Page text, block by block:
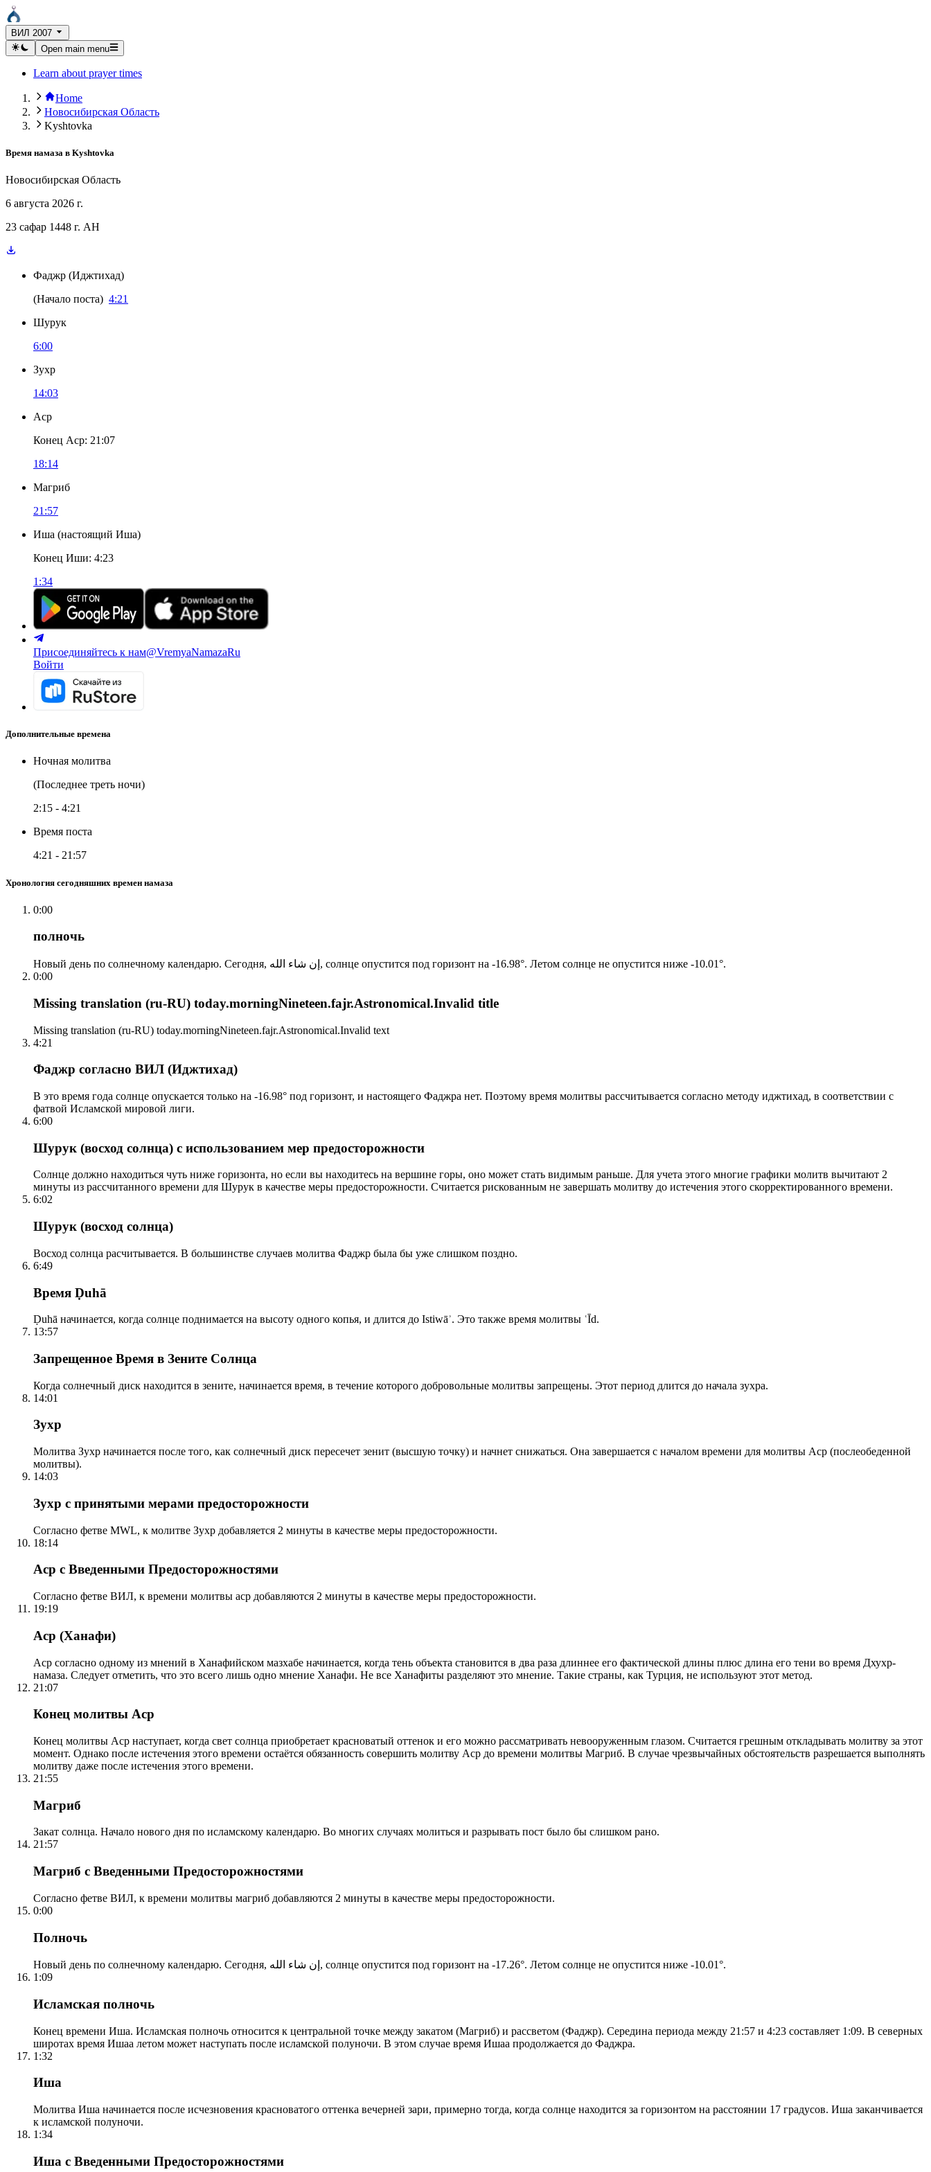
ВИЛ 2007
Open main menu
Learn about prayer times
Home
Новосибирская Область
Kyshtovka
Время намаза в Kyshtovka
Новосибирская Область
6 августа 2026 г.
23 сафар 1448 г. AH
Фаджр (Иджтихад)
(Начало поста) 4:21
Шурук
6:00
Зухр
14:03
Аср
Конец Аср: 21:07
18:14
Магриб
21:57
Иша (настоящий Иша)
Конец Иши: 4:23
1:34
Присоединяйтесь к нам@VremyaNamazaRu
Войти
Дополнительные времена
Ночная молитва
(Последнее треть ночи)
2:15 - 4:21
Время поста
4:21 - 21:57
Хронология сегодняшних времен намаза
0:00
полночь
Новый день по солнечному календарю. Сегодня, إن شاء الله, солнце опустится под горизонт на -16.98°. Летом солнце не опустится ниже -10.01°.
0:00
Missing translation (ru-RU) today.morningNineteen.fajr.Astronomical.Invalid title
Missing translation (ru-RU) today.morningNineteen.fajr.Astronomical.Invalid text
4:21
Фаджр согласно ВИЛ (Иджтихад)
В это время года солнце опускается только на -16.98° под горизонт, и настоящего Фаджра нет. Поэтому время молитвы рассчитывается согласно методу иджтихад, в соответствии с
фатвой Исламской мировой лиги.
6:00
Шурук (восход солнца) с использованием мер предосторожности
Солнце должно находиться чуть ниже горизонта, но если вы находитесь на вершине горы, оно может стать видимым раньше. Для учета этого многие графики молитв вычитают 2
минуты из рассчитанного времени для Шурук в качестве меры предосторожности. Считается рискованным не завершать молитву до истечения этого скорректированного времени.
6:02
Шурук (восход солнца)
Восход солнца расчитывается. В большинстве случаев молитва Фаджр была бы уже слишком поздно.
6:49
Время Ḍuhā
Ḍuhā начинается, когда солнце поднимается на высоту одного копья, и длится до Istiwāʾ. Это также время молитвы ʿĪd.
13:57
Запрещенное Время в Зените Солнца
Когда солнечный диск находится в зените, начинается время, в течение которого добровольные молитвы запрещены. Этот период длится до начала зухра.
14:01
Зухр
Молитва Зухр начинается после того, как солнечный диск пересечет зенит (высшую точку) и начнет снижаться. Она завершается с началом времени для молитвы Аср (послеобеденной
молитвы).
14:03
Зухр с принятыми мерами предосторожности
Согласно фетве MWL, к молитве Зухр добавляется 2 минуты в качестве меры предосторожности.
18:14
Аср с Введенными Предосторожностями
Согласно фетве ВИЛ, к времени молитвы аср добавляются 2 минуты в качестве меры предосторожности.
19:19
Аср (Ханафи)
Аср согласно одному из мнений в Ханафийском мазхабе начинается, когда тень объекта становится в два раза длиннее его фактической длины плюс длина его тени во время Дхухр-
намаза. Следует отметить, что это всего лишь одно мнение Ханафи. Не все Ханафиты разделяют это мнение. Такие страны, как Турция, не используют этот метод.
21:07
Конец молитвы Аср
Конец молитвы Аср наступает, когда свет солнца приобретает красноватый оттенок и его можно рассматривать невооруженным глазом. Считается грешным откладывать молитву за этот
момент. Однако после истечения этого времени остаётся обязанность совершить молитву Аср до времени молитвы Магриб. В случае чрезвычайных обстоятельств разрешается выполнять
молитву даже после истечения этого времени.
21:55
Магриб
Закат солнца. Начало нового дня по исламскому календарю. Во многих случаях молиться и разрывать пост было бы слишком рано.
21:57
Магриб с Введенными Предосторожностями
Согласно фетве ВИЛ, к времени молитвы магриб добавляются 2 минуты в качестве меры предосторожности.
0:00
Полночь
Новый день по солнечному календарю. Сегодня, إن شاء الله, солнце опустится под горизонт на -17.26°. Летом солнце не опустится ниже -10.01°.
1:09
Исламская полночь
Конец времени Иша. Исламская полночь относится к центральной точке между закатом (Магриб) и рассветом (Фаджр). Середина периода между 21:57 и 4:23 составляет 1:09. В северных
широтах время Ишаа летом может наступать после исламской полуночи. В этом случае время Ишаа продолжается до Фаджра.
1:32
Иша
Молитва Иша начинается после исчезновения красноватого оттенка вечерней зари, примерно тогда, когда солнце находится за горизонтом на расстоянии 17 градусов. Иша заканчивается
к исламской полуночи.
1:34
Иша с Введенными Предосторожностями